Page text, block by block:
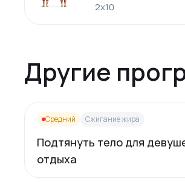
2х10
Другие
Средний Сжигание жира
Подтянуть тело для
отдыха